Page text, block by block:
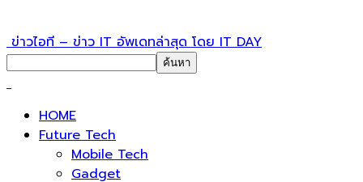
ข่าวไอที – ข่าว IT อัพเดทล่าสุด โดย IT DAY
HOME
Future Tech
Mobile Tech
Gadget